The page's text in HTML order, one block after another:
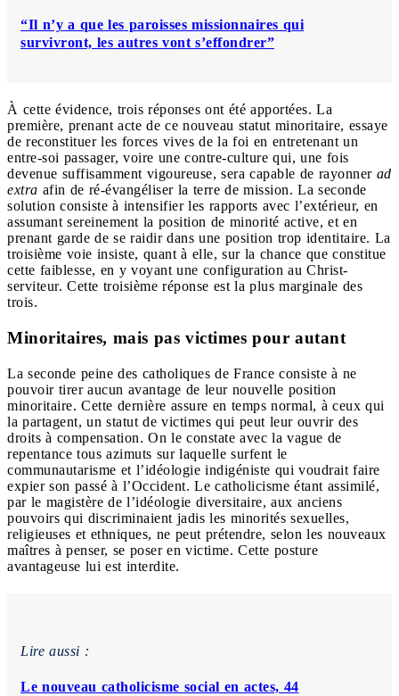
“Il n’y a que les paroisses missionnaires qui
survivront, les autres vont s’effondrer”
À cette évidence, trois réponses ont été apportées. La
première, prenant acte de ce nouveau statut minoritaire, essaye
de reconstituer les forces vives de la foi en entretenant un
entre-soi passager, voire une contre-culture qui, une fois
devenue suffisamment vigoureuse, sera capable de rayonner ad
extra afin de ré-évangéliser la terre de mission. La seconde
solution consiste à intensifier les rapports avec l’extérieur, en
assumant sereinement la position de minorité active, et en
prenant garde de se raidir dans une position trop identitaire. La
troisième voie insiste, quant à elle, sur la chance que constitue
cette faiblesse, en y voyant une configuration au Christ-
serviteur. Cette troisième réponse est la plus marginale des
trois.
Minoritaires, mais pas victimes pour autant
La seconde peine des catholiques de France consiste à ne
pouvoir tirer aucun avantage de leur nouvelle position
minoritaire. Cette dernière assure en temps normal, à ceux qui
la partagent, un statut de victimes qui peut leur ouvrir des
droits à compensation. On le constate avec la vague de
repentance tous azimuts sur laquelle surfent le
communautarisme et l’idéologie indigéniste qui voudrait faire
expier son passé à l’Occident. Le catholicisme étant assimilé,
par le magistère de l’idéologie diversitaire, aux anciens
pouvoirs qui discriminaient jadis les minorités sexuelles,
religieuses et ethniques, ne peut prétendre, selon les nouveaux
maîtres à penser, se poser en victime. Cette posture
avantageuse lui est interdite.
Lire aussi :
Le nouveau catholicisme social en actes, 44